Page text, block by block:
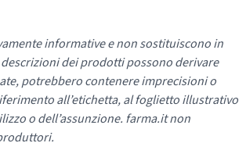
informative e non sostituiscono in
dei prodotti possono derivare
potrebbero contenere imprecisioni o
all’etichetta, al foglietto illustrativo
o dell’assunzione. farma.it non